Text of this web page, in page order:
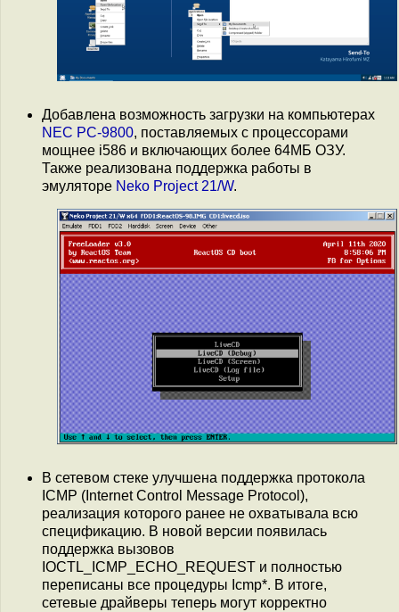
Добавлена возможность загрузки на компьютерах
NEC PC-9800, поставляемых с процессорами
мощнее i586 и включающих более 64МБ ОЗУ.
Также реализована поддержка работы в
эмуляторе Neko Project 21/W.
В сетевом стеке улучшена поддержка протокола
ICMP (Internet Control Message Protocol),
реализация которого ранее не охватывала всю
спецификацию. В новой версии появилась
поддержка вызовов
IOCTL_ICMP_ECHO_REQUEST и полностью
переписаны все процедуры Icmp*. В итоге,
сетевые драйверы теперь могут корректно